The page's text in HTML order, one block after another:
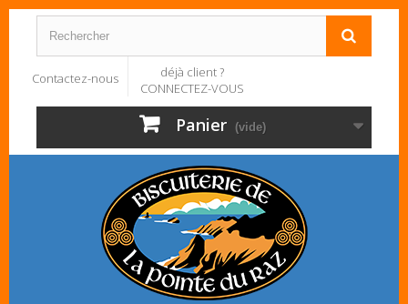
Contactez-nous
déjà client ?
CONNECTEZ-VOUS
Panier (vide)